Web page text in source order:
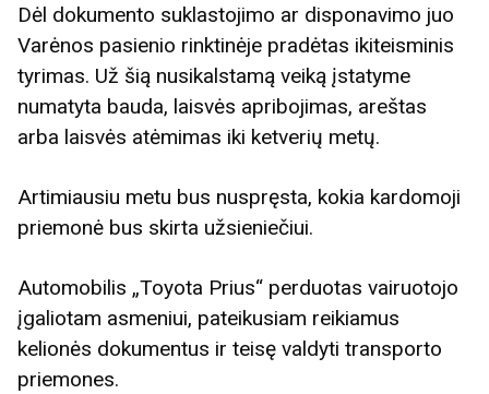
Dėl dokumento suklastojimo ar disponavimo juo
Varėnos pasienio rinktinėje pradėtas ikiteisminis
tyrimas. Už šią nusikalstamą veiką įstatyme
numatyta bauda, laisvės apribojimas, areštas
arba laisvės atėmimas iki ketverių metų.
Artimiausiu metu bus nuspręsta, kokia kardomoji
priemonė bus skirta užsieniečiui.
Automobilis „Toyota Prius“ perduotas vairuotojo
įgaliotam asmeniui, pateikusiam reikiamus
kelionės dokumentus ir teisę valdyti transporto
priemones.